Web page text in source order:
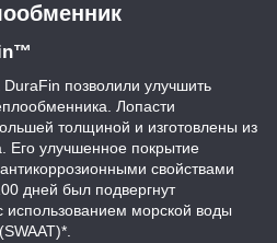
позволили улучшить
Лопасти
толщиной и изготовлены из
Его улучшенное покрытие
свойствами
дней был подвергнут
использованием морской воды